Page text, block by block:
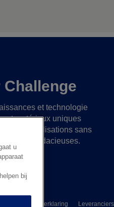
Challenge
et technologie
et matériaux uniques
vue de réalisations sans
plus audacieuses.
Privacyverklaring
u
bij